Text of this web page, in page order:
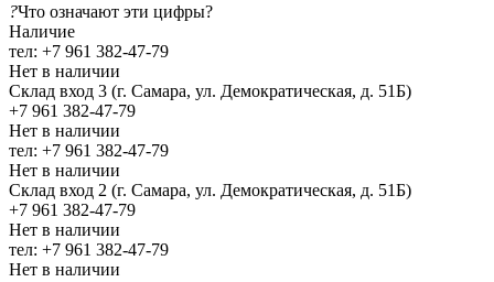
?Что означают эти цифры?
Наличие
тел: +7 961 382-47-79
Нет в наличии
Склад вход 3 (г. Самара, ул. Демократическая, д. 51Б)
+7 961 382-47-79
Нет в наличии
тел: +7 961 382-47-79
Нет в наличии
Склад вход 2 (г. Самара, ул. Демократическая, д. 51Б)
+7 961 382-47-79
Нет в наличии
тел: +7 961 382-47-79
Нет в наличии